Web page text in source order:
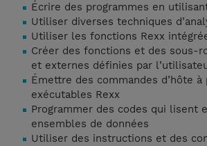
Écrire des programmes en
Utiliser diverses techniques
Utiliser les fonctions Rexx
Créer des fonctions et des sous-
et externes définies par
Émettre des commandes d’hôte
exécutables Rexx
Programmer des codes qui lisent
ensembles de données
Utiliser des instructions et des